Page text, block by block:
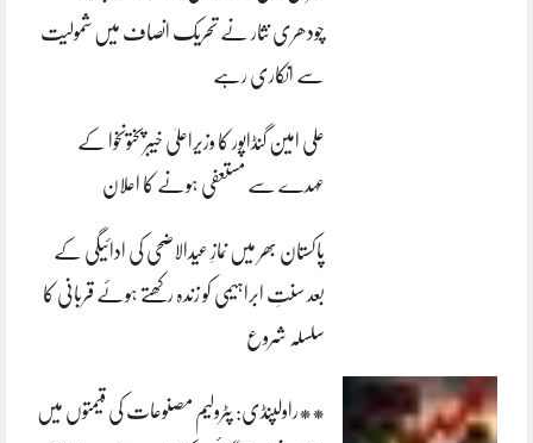
چودھری نثار نے تحریک انصاف میں شمولیت
سے انکاری رہے
علی امین گنڈاپور کا وزیراعلیٰ خیبرپختونخوا کے
عہدے سے مستعفی ہونے کا اعلان
پاکستان بھر میں نمازِ عیدالاضحی کی ادائیگی کے
بعد سنتِ ابراہیمی کو زندہ رکھتے ہوئے قربانی کا
سلسلہ شروع
**راولپنڈی: پٹرولیم مصنوعات کی قیمتوں میں